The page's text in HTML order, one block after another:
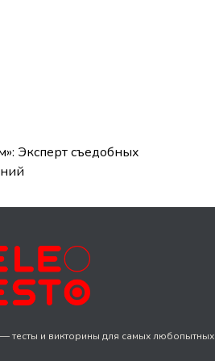
Эксперт съедобных
тесты и викторины для самых любопытных